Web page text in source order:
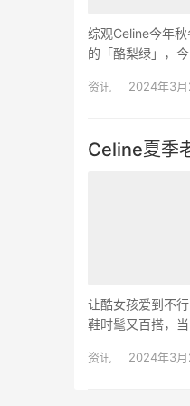
综观Celine今年
的「酪梨绿」，
资讯 2024年3月
Celine夏季
让酷女孩爱到不
鞋时髦又百搭，
资讯 2024年3月